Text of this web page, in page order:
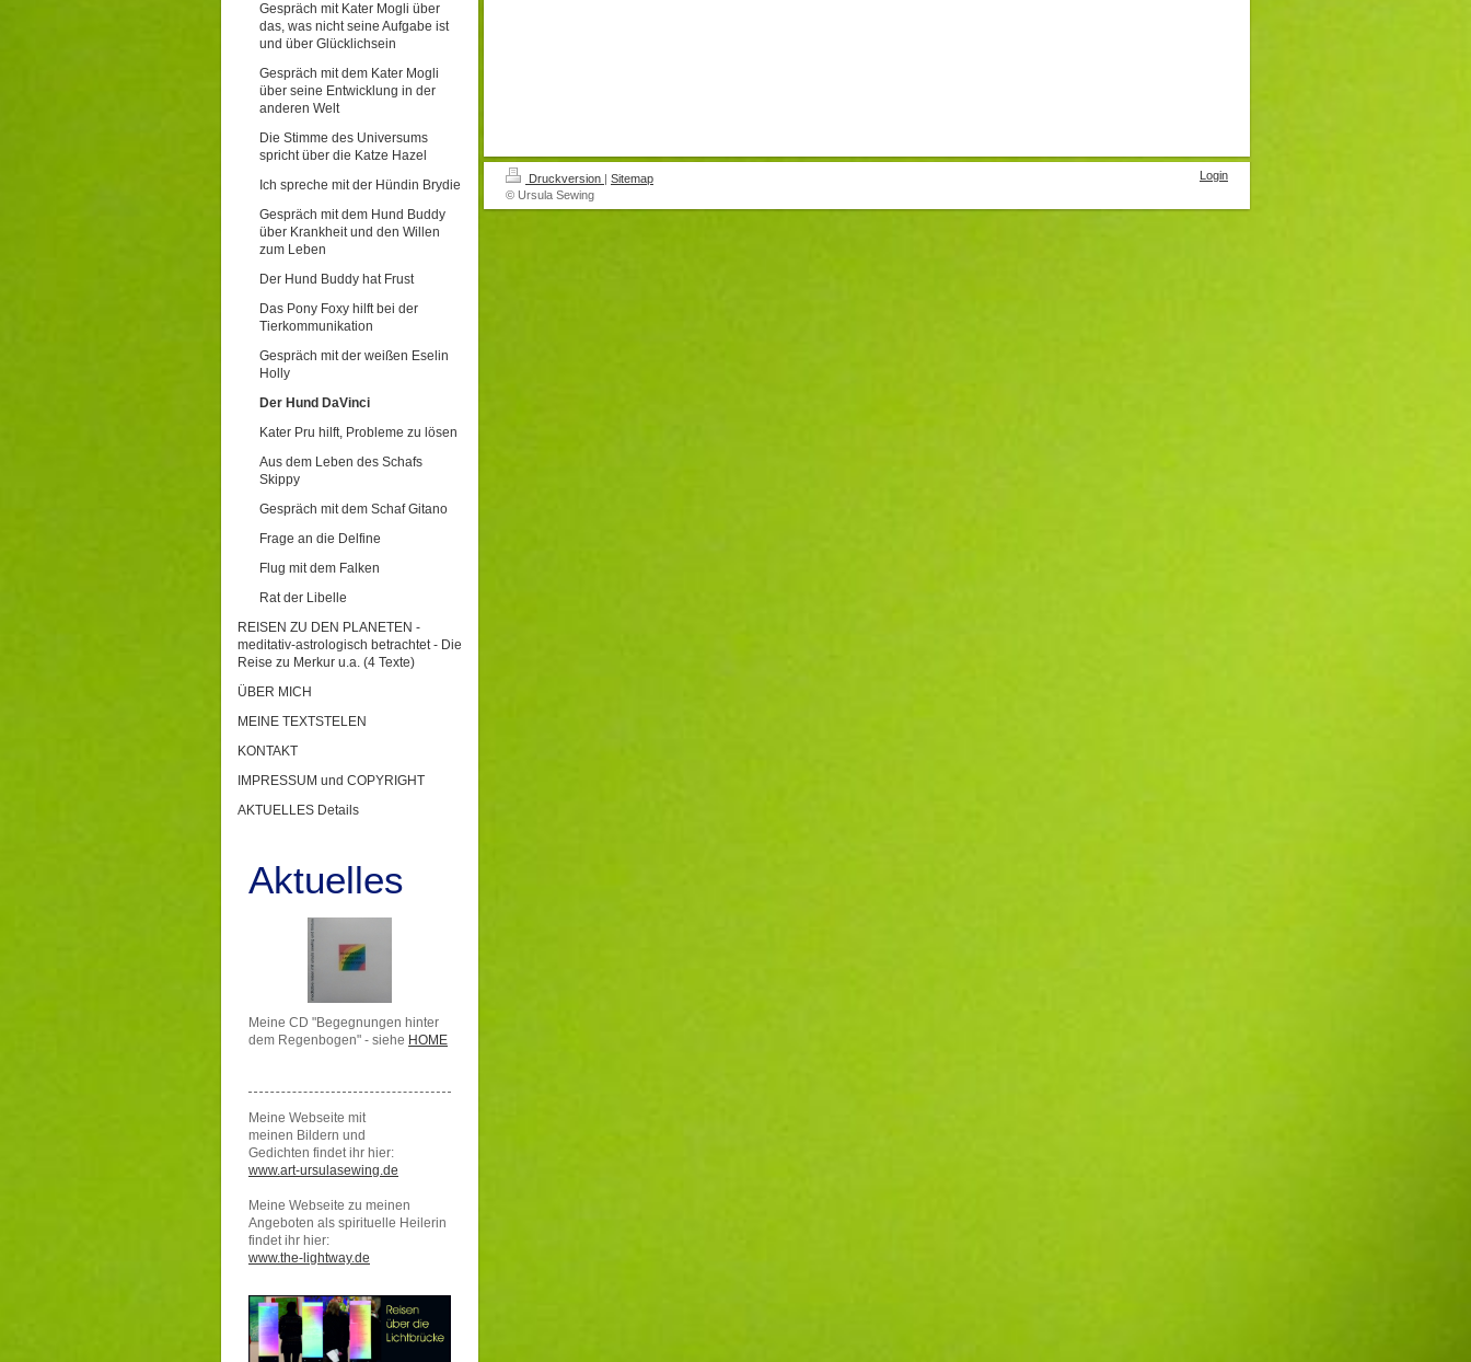
Gespräch mit Kater Mogli über
das, was nicht seine Aufgabe ist
und über Glücklichsein
Gespräch mit dem Kater Mogli
über seine Entwicklung in der
anderen Welt
Die Stimme des Universums
spricht über die Katze Hazel
Ich spreche mit der Hündin Brydie
Gespräch mit dem Hund Buddy
über Krankheit und den Willen
zum Leben
Der Hund Buddy hat Frust
Das Pony Foxy hilft bei der
Tierkommunikation
Gespräch mit der weißen Eselin
Holly
Der Hund DaVinci
Kater Pru hilft, Probleme zu lösen
Aus dem Leben des Schafs
Skippy
Gespräch mit dem Schaf Gitano
Frage an die Delfine
Flug mit dem Falken
Rat der Libelle
REISEN ZU DEN PLANETEN -
meditativ-astrologisch betrachtet - Die
Reise zu Merkur u.a. (4 Texte)
ÜBER MICH
MEINE TEXTSTELEN
KONTAKT
IMPRESSUM und COPYRIGHT
AKTUELLES Details
Aktuelles
Meine CD "Begegnungen hinter
dem Regenbogen" - siehe HOME
Meine Webseite mit
meinen Bildern und
Gedichten findet ihr hier:
www.art-ursulasewing.de
Meine Webseite zu meinen
Angeboten als spirituelle Heilerin
findet ihr hier:
www.the-lightway.de
Druckversion | Sitemap
© Ursula Sewing
Login